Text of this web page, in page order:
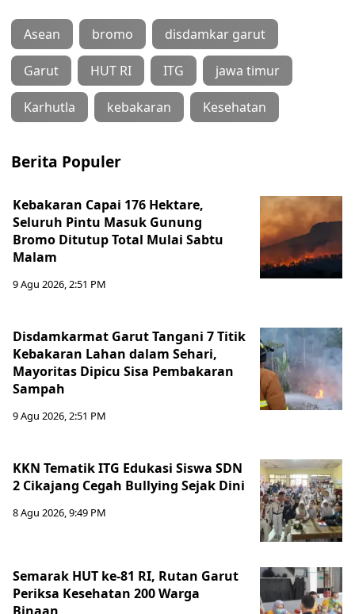
Asean bromo disdamkar garut
Garut HUT RI ITG jawa timur
Karhutla kebakaran Kesehatan
Berita Populer
Kebakaran Capai 176 Hektare,
Seluruh Pintu Masuk Gunung
Bromo Ditutup Total Mulai Sabtu
Malam
9 Agu 2026, 2:51 PM
Disdamkarmat Garut Tangani 7 Titik
Kebakaran Lahan dalam Sehari,
Mayoritas Dipicu Sisa Pembakaran
Sampah
9 Agu 2026, 2:51 PM
KKN Tematik ITG Edukasi Siswa SDN
2 Cikajang Cegah Bullying Sejak Dini
8 Agu 2026, 9:49 PM
Semarak HUT ke-81 RI, Rutan Garut
Periksa Kesehatan 200 Warga